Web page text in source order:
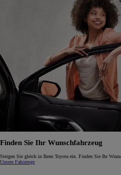
Finden Sie Ihr Wunschfahrzeug
Steigen Sie gleich in Ihren Toyota ein. Finden Sie Ihr
Unsere Fahrzeuge